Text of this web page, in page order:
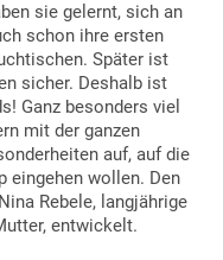
sie gelernt, sich an
schon ihre ersten
Später ist
sicher. Deshalb ist
Ganz besonders viel
mit der ganzen
auf, auf die
eingehen wollen. Den
Rebele, langjährige
entwickelt.